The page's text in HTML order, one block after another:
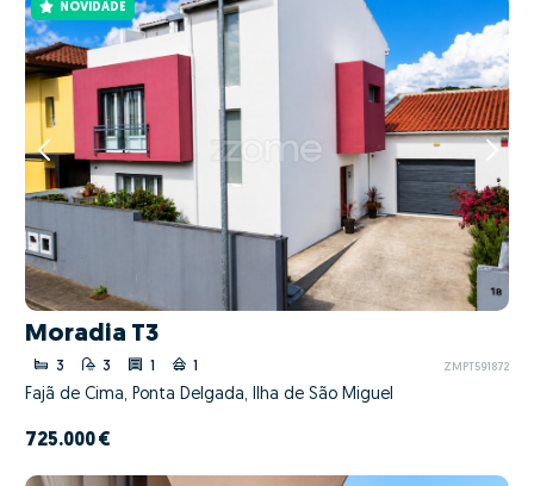
NOVIDADE
Moradia T3
3 3 1 1 ZMPT591872
Fajã de Cima, Ponta Delgada, Ilha de São Miguel
725.000 €